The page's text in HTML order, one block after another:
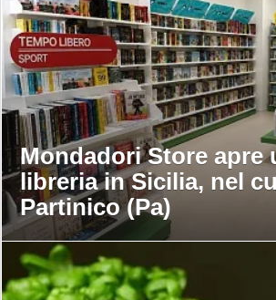
Mondadori Store apre
libreria in Sicilia, nel
Partinico (Pa)